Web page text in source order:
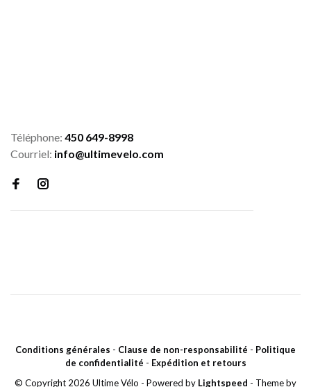
Téléphone: 450 649-8998
Courriel: info@ultimevelo.com
Conditions générales - Clause de non-responsabilité - Politique
de confidentialité - Expédition et retours
© Copyright 2026 Ultime Vélo - Powered by Lightspeed - Theme by